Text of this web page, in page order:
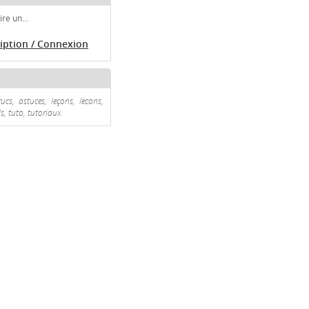
un...
/ Connexion
astuces, leçons, lecons,
tuto, tutoriaux.